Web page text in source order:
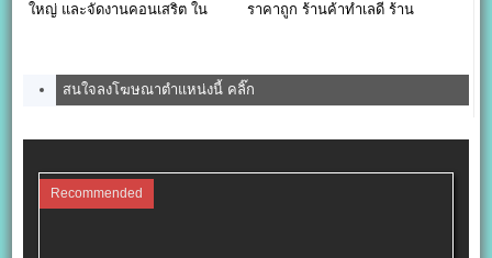
ใหญ่ และจัดงานคอนเสริต ใน
ราคาถูก ร้านค้าทำเลดี ร้าน
สนใจลงโฆษณาตำแหน่งนี้ คลิ๊ก
Recommended